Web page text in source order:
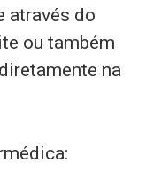
através do
ou também
na